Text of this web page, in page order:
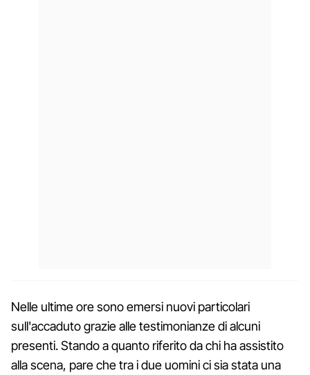
Nelle ultime ore sono emersi nuovi particolari
sull'accaduto grazie alle testimonianze di alcuni
presenti. Stando a quanto riferito da chi ha assistito
alla scena, pare che tra i due uomini ci sia stata una